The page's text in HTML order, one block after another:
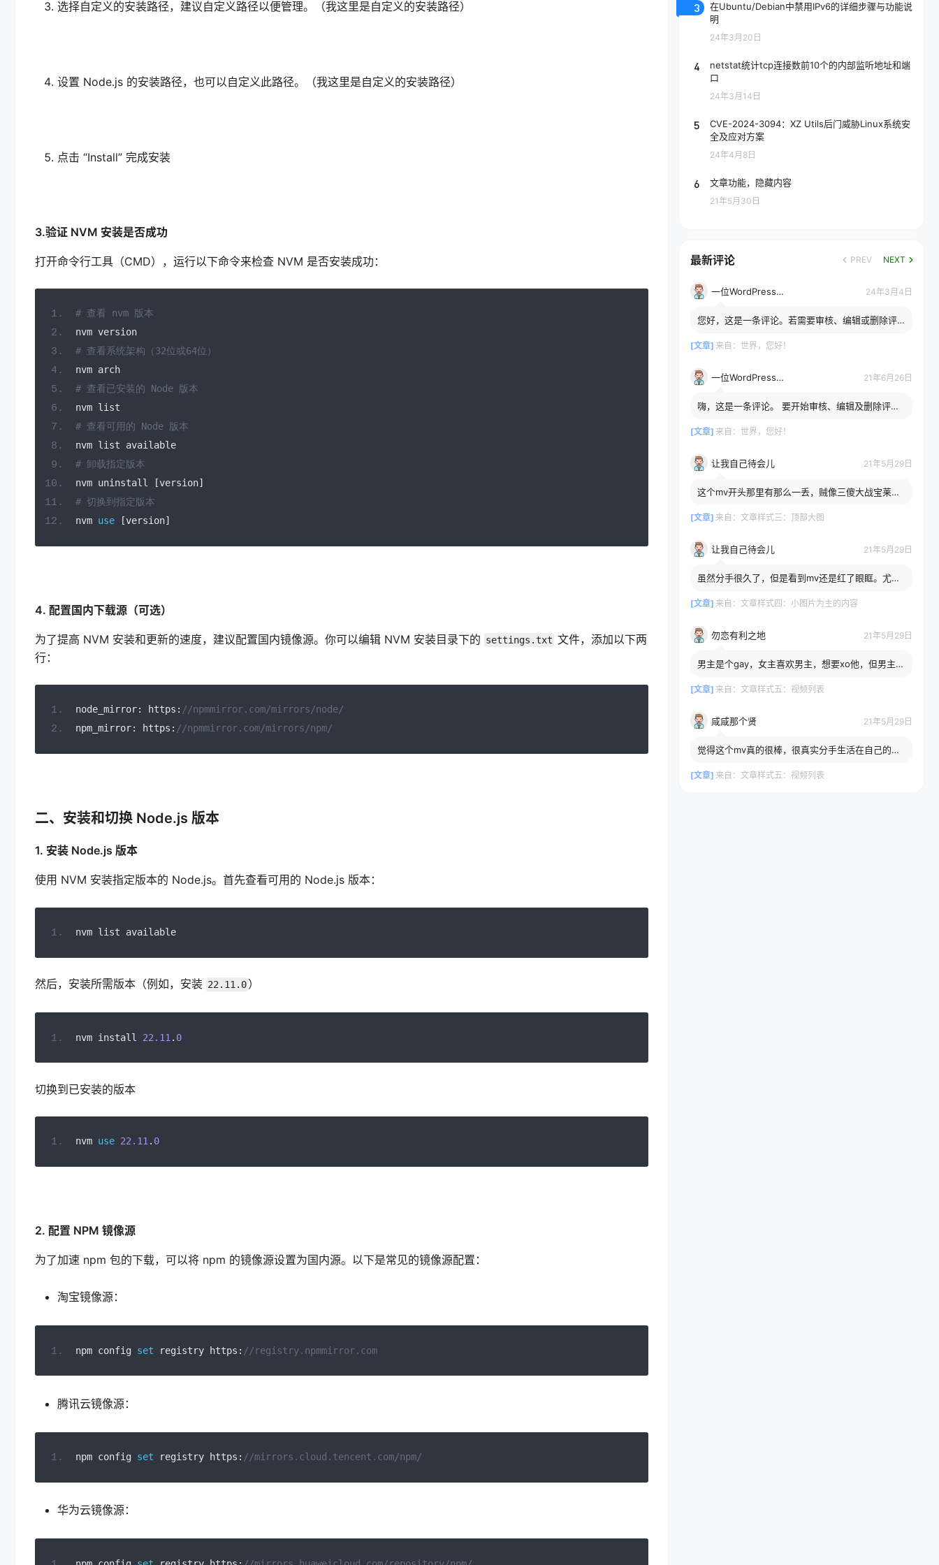
选择自定义的安装路径，建议自定义路径以便管理。（我这里是自定义的安装路径）
设置 Node.js 的安装路径，也可以自定义此路径。（我这里是自定义的安装路径）
点击 “Install” 完成安装
3.验证 NVM 安装是否成功
打开命令行工具（CMD），运行以下命令来检查 NVM 是否安装成功：
# 查看 nvm 版本
nvm version
# 查看系统架构（32位或64位）
nvm arch
# 查看已安装的 Node 版本
nvm list
# 查看可用的 Node 版本
nvm list available
# 卸载指定版本
nvm uninstall
[version]
# 切换到指定版本
nvm use [version]
4. 配置国内下载源（可选）
为了提高 NVM 安装和更新的速度，建议配置国内镜像源。你可以编辑 NVM 安装目录下的 settings.txt 文件，添加以下两
行：
node_mirror: https : //npmmirror.com/mirrors/node/
npm_mirror: https : //npmmirror.com/mirrors/npm/
二、安装和切换 Node.js 版本
1. 安装 Node.js 版本
使用 NVM 安装指定版本的 Node.js。首先查看可用的 Node.js 版本：
nvm list available
然后，安装所需版本（例如，安装 22.11.0）
nvm install 22.11 . 0
切换到已安装的版本
nvm use 22.11. 0
2. 配置 NPM 镜像源
为了加速 npm 包的下载，可以将 npm 的镜像源设置为国内源。以下是常见的镜像源配置：
淘宝镜像源：
npm config set registry https : //registry.npmmirror.com
腾讯云镜像源：
npm config set registry https : //mirrors.cloud.tencent.com/npm/
华为云镜像源：
3
在Ubuntu/Debian中禁用IPv6的详细步骤与功能说
明
24年3月20日
4
netstat统计tcp连接数前10个的内部监听地址和端
口
24年3月14日
5
CVE-2024-3094：XZ Utils后门威胁Linux系统安
全及应对方案
24年4月8日
6 文章功能，隐藏内容
21年5月30日
最新评论 PREV NEXT
一位WordPress评论者 24年3月4日
您好，这是一条评论。若需要审核、编辑或删除评
Gravatar。
[文章] 来自： 世界，您好！
一位WordPress评论者 21年6月26日
嗨，这是一条评论。 要开始审核、编辑及删除评
Gravatar。
[文章] 来自： 世界，您好！
让我自己待会儿 21年5月29日
这个mv开头那里有那么一丢，贼像三傻大战宝莱
[文章] 来自： 文章样式三：顶部大图
让我自己待会儿 21年5月29日
虽然分手很久了，但是看到mv还是红了眼眶。尤其
样。
[文章] 来自： 文章样式四：小图片为主的内容
勿恋有利之地 21年5月29日
男主是个gay，女主喜欢男主，想要xo他，但男主却
[文章] 来自： 文章样式五：视频列表
咸咸那个贤 21年5月29日
觉得这个mv真的很棒，很真实分手生活在自己的圈
扰
[文章] 来自： 文章样式五：视频列表